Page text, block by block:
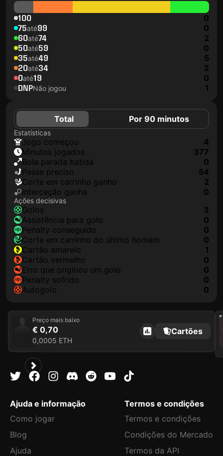
100 0
75até99 0
60até74 2
50até59 0
35até49 5
20até34 2
0até19 0
DNPNão jogou 1
Total Por 90 minutos
Estatísticas
jogo começou
4
minutos jogados
377
Bola parada batida
0
passe preciso
54
corte em carrinho ganho
2
interceção ganha
0
Ações decisivas
golos
3
assistência para golo
0
penalty conseguido
0
corte em carrinho do último homem
0
cartão amarelo
1
cartão vermelho
0
erro que originou um golo
0
penalty sofrido
0
autogolo
0
Preço mais baixo
€ 0,70
0,0005 ETH
Cartões
2025
Ajuda e informação
Como jogar
Blog
Ajuda
Termos e condições
Termos e condições
Condições do Mercado
Termos da API